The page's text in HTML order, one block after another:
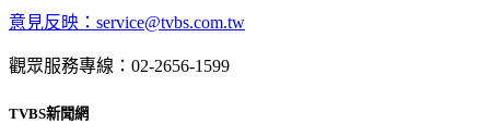
意見反映：service@tvbs.com.tw
觀眾服務專線：02-2656-1599
TVBS新聞網